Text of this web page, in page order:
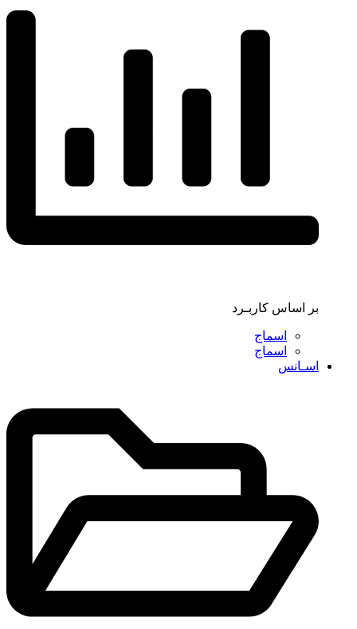
بر اساس کاربـرد
اسماج
اسماج
اسـانس